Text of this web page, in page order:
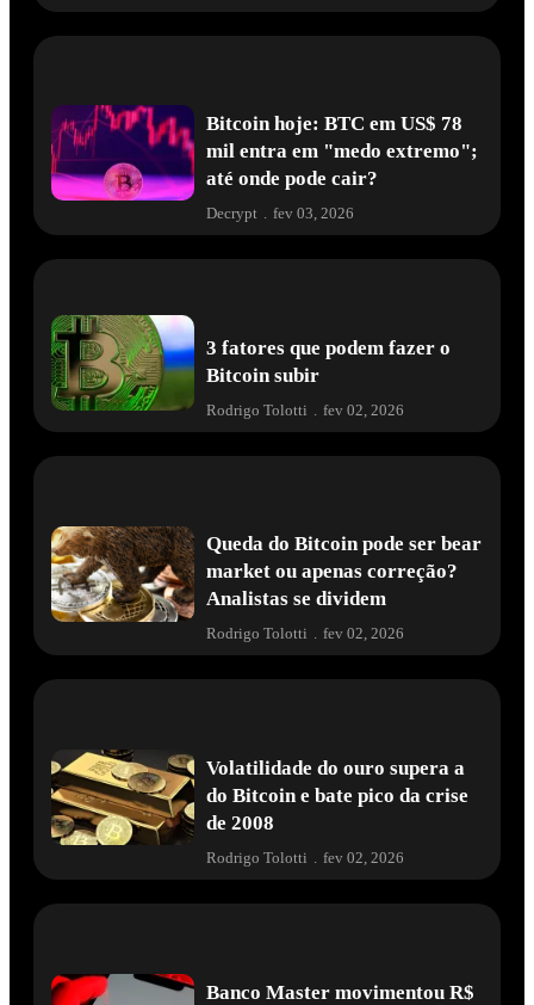
Bitcoin hoje: BTC em US$ 78
mil entra em "medo extremo";
até onde pode cair?
Decrypt . fev 03, 2026
3 fatores que podem fazer o
Bitcoin subir
Rodrigo Tolotti fev 02, 2026
Queda do Bitcoin pode ser bear
market ou apenas correção?
Analistas se dividem
Rodrigo Tolotti . fev 02, 2026
Volatilidade do ouro supera a
do Bitcoin e bate pico da crise
de 2008
Rodrigo Tolotti . fev 02, 2026
Banco Master movimentou R$